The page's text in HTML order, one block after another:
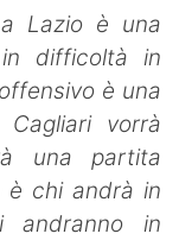
Lazio è una
difficoltà in
è una
vorrà
una partita
è chi andrà in
andranno in